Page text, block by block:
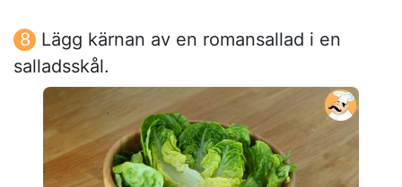
Lägg kärnan av en romansallad i en
salladsskål.